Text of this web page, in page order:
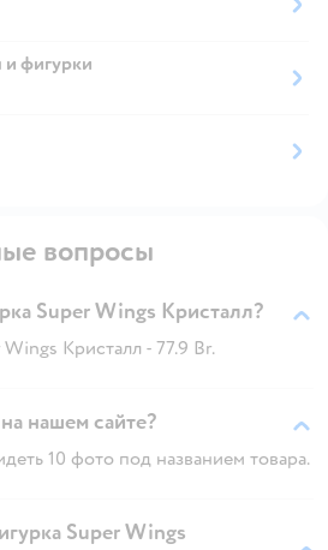
фигурки
вопросы
Super Wings Кристалл?
Кристалл - 77.9 Br.
нашем сайте?
10 фото под названием товара.
Super Wings